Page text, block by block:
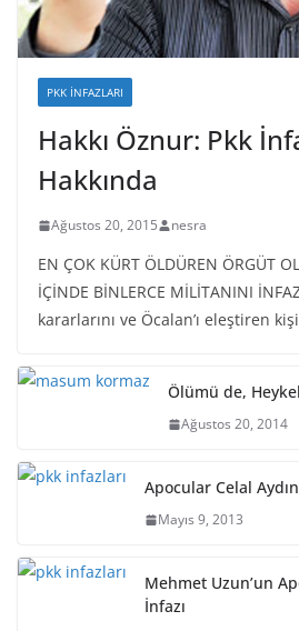
PKK İNFAZLARI
Hakkı Öznur: Pkk
Hakkında
Ağustos 20, 2015 nesra
EN ÇOK KÜRT ÖLDÜREN ÖRGÜT
İÇİNDE BİNLERCE MİLİTANINI
kararlarını ve Öcalan’ı eleştiren
Ölümü de,
Ağustos 20, 2014
Apocular Celal
Mayıs 9, 2013
Mehmet Uzun’un
İnfazı